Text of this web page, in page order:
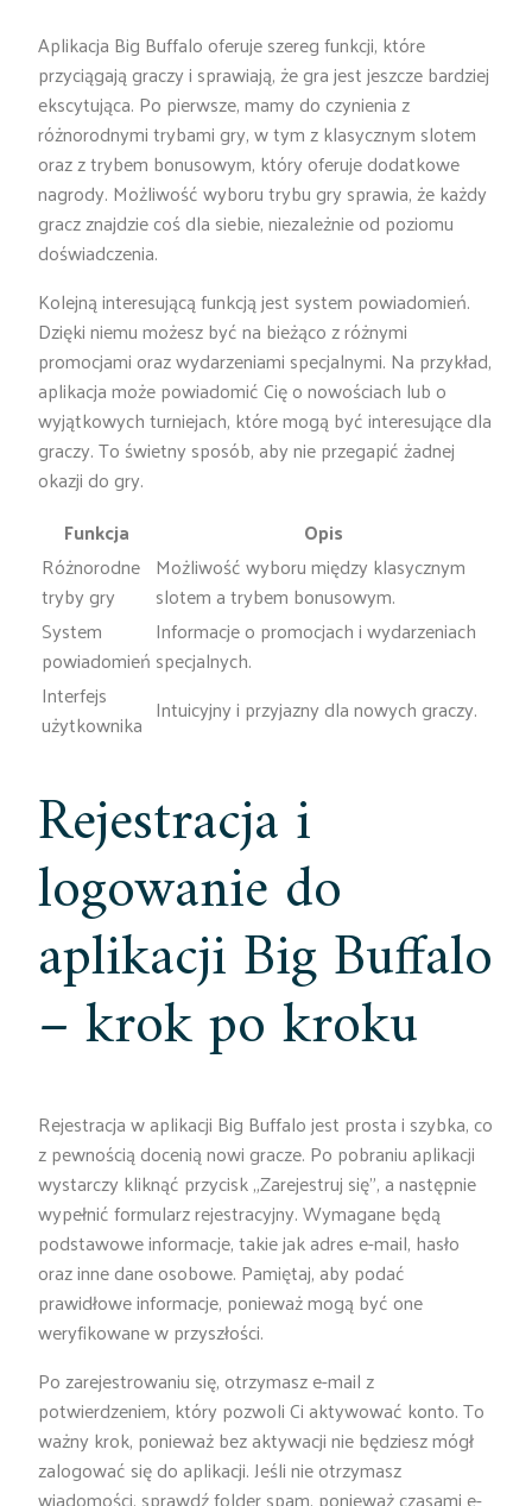
Aplikacja Big Buffalo oferuje szereg funkcji, które
przyciągają graczy i sprawiają, że gra jest jeszcze bardziej
ekscytująca. Po pierwsze, mamy do czynienia z
różnorodnymi trybami gry, w tym z klasycznym slotem
oraz z trybem bonusowym, który oferuje dodatkowe
nagrody. Możliwość wyboru trybu gry sprawia, że każdy
gracz znajdzie coś dla siebie, niezależnie od poziomu
doświadczenia.
Kolejną interesującą funkcją jest system powiadomień.
Dzięki niemu możesz być na bieżąco z różnymi
promocjami oraz wydarzeniami specjalnymi. Na przykład,
aplikacja może powiadomić Cię o nowościach lub o
wyjątkowych turniejach, które mogą być interesujące dla
graczy. To świetny sposób, aby nie przegapić żadnej
okazji do gry.
Funkcja
Opis
Różnorodne
tryby gry
Możliwość wyboru między klasycznym
slotem a trybem bonusowym.
System
powiadomień
Informacje o promocjach i wydarzeniach
specjalnych.
Interfejs
użytkownika Intuicyjny i przyjazny dla nowych graczy.
Rejestracja i
logowanie do
aplikacji Big Buffalo
– krok po kroku
Rejestracja w aplikacji Big Buffalo jest prosta i szybka, co
z pewnością docenią nowi gracze. Po pobraniu aplikacji
wystarczy kliknąć przycisk „Zarejestruj się”, a następnie
wypełnić formularz rejestracyjny. Wymagane będą
podstawowe informacje, takie jak adres e-mail, hasło
oraz inne dane osobowe. Pamiętaj, aby podać
prawidłowe informacje, ponieważ mogą być one
weryfikowane w przyszłości.
Po zarejestrowaniu się, otrzymasz e-mail z
potwierdzeniem, który pozwoli Ci aktywować konto. To
ważny krok, ponieważ bez aktywacji nie będziesz mógł
zalogować się do aplikacji. Jeśli nie otrzymasz